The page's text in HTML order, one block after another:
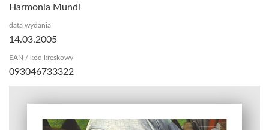
Harmonia Mundi
data wydania
14.03.2005
EAN / kod kreskowy
093046733322